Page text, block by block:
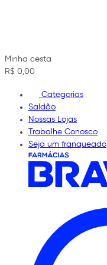
Minha cesta
R$ 0,00
Categorias
Saldão
Nossas Lojas
Trabalhe Conosco
Seja um franqueado